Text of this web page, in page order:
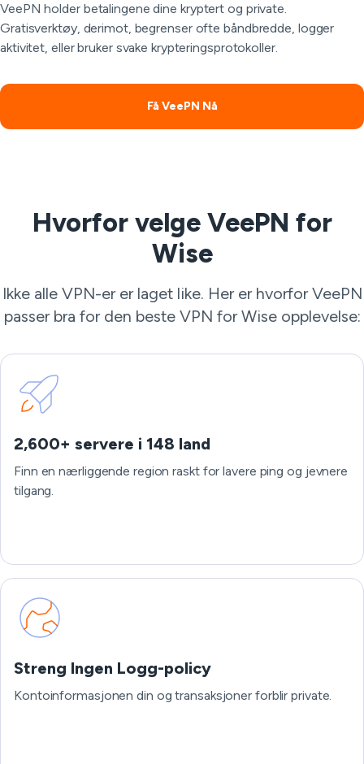
VeePN holder betalingene dine kryptert og private.
Gratisverktøy, derimot, begrenser ofte båndbredde, logger
aktivitet, eller bruker svake krypteringsprotokoller.
Få VeePN Nå
Hvorfor velge VeePN for
Wise
Ikke alle VPN-er er laget like. Her er hvorfor VeePN
passer bra for den beste VPN for Wise opplevelse:
2,600+ servere i 148 land
Finn en nærliggende region raskt for lavere ping og jevnere
tilgang.
Streng Ingen Logg-policy
Kontoinformasjonen din og transaksjoner forblir private.